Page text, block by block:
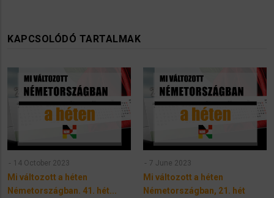
KAPCSOLÓDÓ TARTALMAK
14 October 2023
Mi változott a héten
Németországban. 41. hét...
7 June 2023
Mi változott a héten
Németországban, 21. hét